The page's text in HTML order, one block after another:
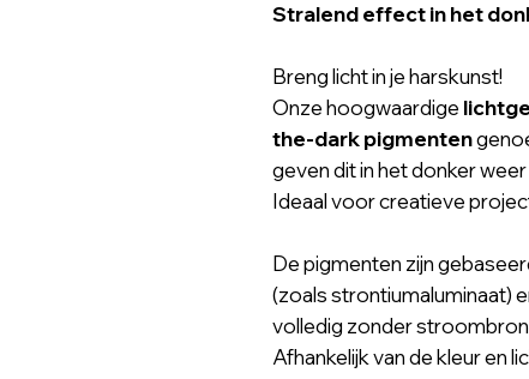
Stralend effect in het
Breng licht in je harskunst!
Onze hoogwaardige
the-dark pigmenten
geven dit in het donker
Ideaal voor creatieve
De pigmenten zijn
(zoals strontiumaluminaat)
volledig zonder
Afhankelijk van de kleur en